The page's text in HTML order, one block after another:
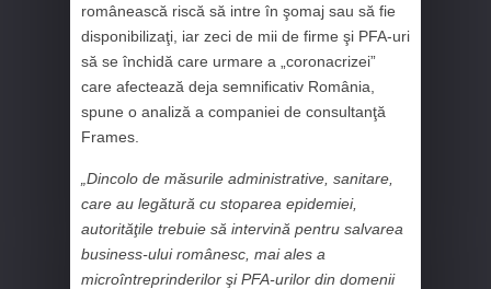
românească riscă să intre în şomaj sau să fie
disponibilizaţi, iar zeci de mii de firme şi PFA-uri
să se închidă care urmare a „coronacrizei”
care afectează deja semnificativ România,
spune o analiză a companiei de consultanţă
Frames.
„Dincolo de măsurile administrative, sanitare,
care au legătură cu stoparea epidemiei,
autorităţile trebuie să intervină pentru salvarea
business-ului românesc, mai ales a
microîntreprinderilor şi PFA-urilor din domenii